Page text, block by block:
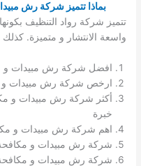
بماذا تتميز شركة رش
تتميز شركة رواد التنظيف
واسعة الانتشار و متميزة.
افضل شركة رش مبيدات و
ارخص شركة رش مبيدات و
أكثر شركة رش مبيدات و
خبرة
اهم شركة رش مبيدات و
شركة رش مبيدات و
شركة رش مبيدات و